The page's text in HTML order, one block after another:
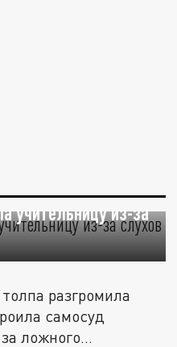
учительницу из-за
разгромила
самосуд
ложного...